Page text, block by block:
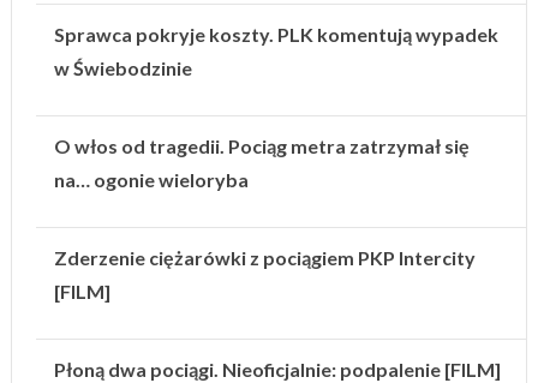
Sprawca pokryje koszty. PLK komentują wypadek
w Świebodzinie
O włos od tragedii. Pociąg metra zatrzymał się
na… ogonie wieloryba
Zderzenie ciężarówki z pociągiem PKP Intercity
[FILM]
Płoną dwa pociągi. Nieoficjalnie: podpalenie [FILM]